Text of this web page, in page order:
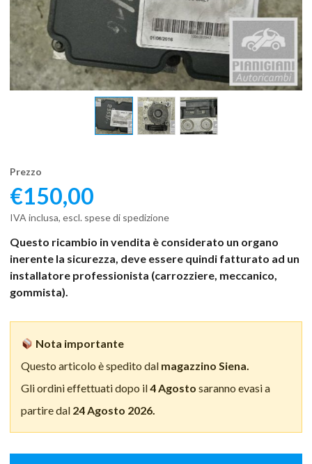
Prezzo
€150,00
IVA inclusa, escl. spese di spedizione
Questo ricambio in vendita è considerato un organo
inerente la sicurezza, deve essere quindi fatturato ad un
installatore professionista (carrozziere, meccanico,
gommista).
Nota importante
Questo articolo è spedito dal magazzino Siena.
Gli ordini effettuati dopo il4 Agosto saranno evasi a
partire dal 24 Agosto 2026.